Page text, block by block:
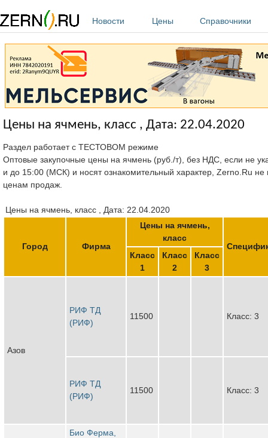
Новости
Цены Справочники
Цены на ячмень, класс , Дата: 22.04.2020
Раздел работает с ТЕСТОВОМ режиме
Оптовые закупочные цены на ячмень (руб./т), без НДС, если не
и до 15:00 (МСК) и носят ознакомительный характер, Zerno.Ru не
ценам продаж.
Цены на ячмень, класс , Дата: 22.04.2020
Город Фирма
Цены на ячмень,
класс
Класс
1
Класс
2
Класс
3
Азов
РИФ ТД
(РИФ)
11500 Класс: 3
РИФ ТД
(РИФ)
11500 Класс: 3
Био Ферма,